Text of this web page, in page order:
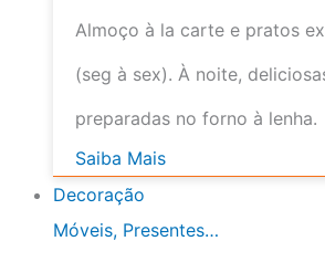
Almoço à la carte e pratos
(seg à sex). À noite,
preparadas no forno à lenha.
Saiba Mais
Decoração
Móveis, Presentes…